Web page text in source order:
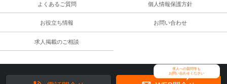
よくあるご質問 個人情報保護方針
お役立ち情報 お問い合わせ
求人掲載のご相談
求人への質問等も
お問い合わせください